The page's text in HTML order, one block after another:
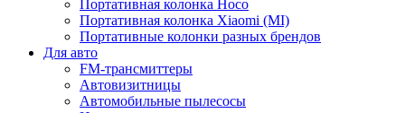
Портативная колонка Hoco
Портативная колонка Xiaomi (MI)
Портативные колонки разных брендов
Для авто
FM-трансмиттеры
Автовизитницы
Автомобильные пылесосы